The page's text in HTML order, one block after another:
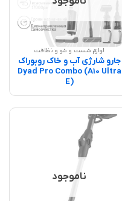
لوازم شست و شو و نظافت
جارو شارژی آب و خاک روبوراک
Dyad Pro Combo (A10 Ultra
E)
ناموجود